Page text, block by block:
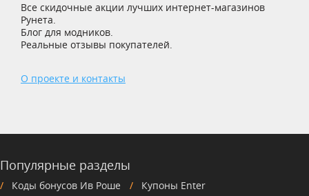
Все скидочные акции лучших интернет-магазинов
Рунета.
Блог для модников.
Реальные отзывы покупателей.
О проекте и контакты
Популярные разделы
Коды бонусов Ив Роше
Купоны Enter